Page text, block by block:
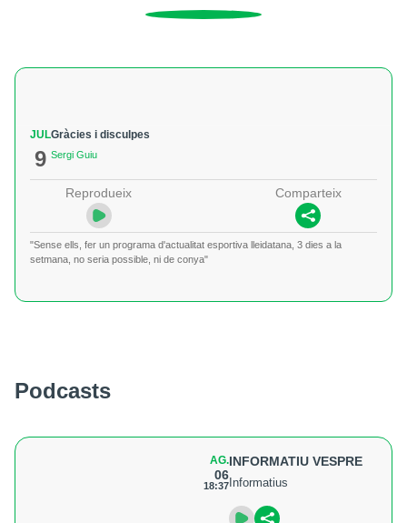
JUL
9
Gràcies i disculpes
Sergi Guiu
Reprodueix Comparteix
"Sense ells, fer un programa d'actualitat esportiva lleidatana, 3 dies a la
setmana, no seria possible, ni de conya"
Podcasts
AG.
06
18:37
INFORMATIU VESPRE
Informatius